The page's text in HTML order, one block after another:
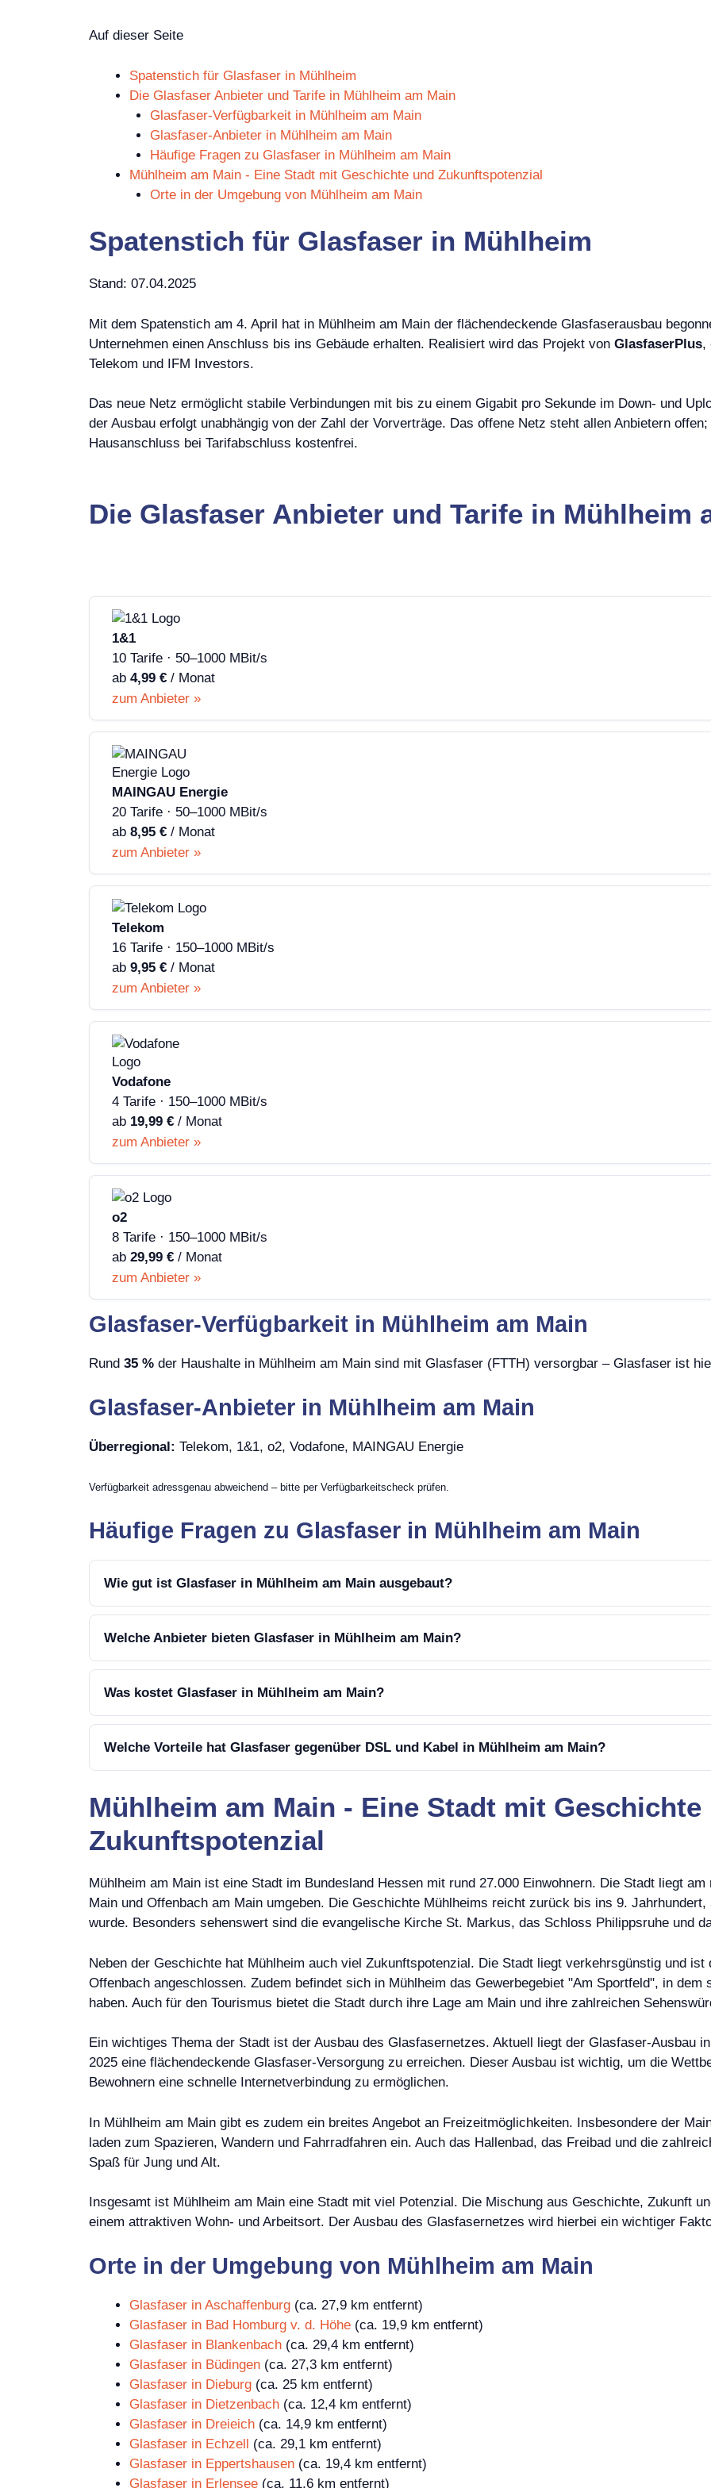
Auf dieser Seite
Spatenstich für Glasfaser in Mühlheim
Die Glasfaser Anbieter und Tarife in Mühlheim am Main
Glasfaser-Verfügbarkeit in Mühlheim am Main
Glasfaser-Anbieter in Mühlheim am Main
Häufige Fragen zu Glasfaser in Mühlheim am Main
Mühlheim am Main - Eine Stadt mit Geschichte und Zukunftspotenzial
Orte in der Umgebung von Mühlheim am Main
Spatenstich für Glasfaser in Mühlheim
Stand: 07.04.2025
Mit dem Spatenstich am 4. April hat in Mühlheim am Main der flächendeckende Glasfaserausbau
Unternehmen einen Anschluss bis ins Gebäude erhalten. Realisiert wird das Projekt von GlasfaserPlus,
Telekom und IFM Investors.
Das neue Netz ermöglicht stabile Verbindungen mit bis zu einem Gigabit pro Sekunde im Down- und
der Ausbau erfolgt unabhängig von der Zahl der Vorverträge. Das offene Netz steht allen Anbietern
Hausanschluss bei Tarifabschluss kostenfrei.
Die Glasfaser Anbieter und Tarife in Mühlheim
1&1
10 Tarife · 50–1000 MBit/s
ab 4,99 € / Monat
zum Anbieter »
MAINGAU Energie
20 Tarife · 50–1000 MBit/s
ab 8,95 € / Monat
zum Anbieter »
Telekom
16 Tarife · 150–1000 MBit/s
ab 9,95 € / Monat
zum Anbieter »
Vodafone
4 Tarife · 150–1000 MBit/s
ab 19,99 € / Monat
zum Anbieter »
o2
8 Tarife · 150–1000 MBit/s
ab 29,99 € / Monat
zum Anbieter »
Glasfaser-Verfügbarkeit in Mühlheim am Main
Rund 35 % der Haushalte in Mühlheim am Main sind mit Glasfaser (FTTH) versorgbar – Glasfaser ist
Glasfaser-Anbieter in Mühlheim am Main
Überregional: Telekom, 1&1, o2, Vodafone, MAINGAU Energie
Verfügbarkeit adressgenau abweichend – bitte per Verfügbarkeitscheck prüfen.
Häufige Fragen zu Glasfaser in Mühlheim am Main
Wie gut ist Glasfaser in Mühlheim am Main ausgebaut?
Welche Anbieter bieten Glasfaser in Mühlheim am Main?
Was kostet Glasfaser in Mühlheim am Main?
Welche Vorteile hat Glasfaser gegenüber DSL und Kabel in Mühlheim am Main?
Mühlheim am Main - Eine Stadt mit Geschichte
Zukunftspotenzial
Mühlheim am Main ist eine Stadt im Bundesland Hessen mit rund 27.000 Einwohnern. Die Stadt liegt
Main und Offenbach am Main umgeben. Die Geschichte Mühlheims reicht zurück bis ins 9.
wurde. Besonders sehenswert sind die evangelische Kirche St. Markus, das Schloss Philippsruhe und
Neben der Geschichte hat Mühlheim auch viel Zukunftspotenzial. Die Stadt liegt verkehrsgünstig und
Offenbach angeschlossen. Zudem befindet sich in Mühlheim das Gewerbegebiet "Am Sportfeld", in
haben. Auch für den Tourismus bietet die Stadt durch ihre Lage am Main und ihre zahlreichen
Ein wichtiges Thema der Stadt ist der Ausbau des Glasfasernetzes. Aktuell liegt der Glasfaser-Ausbau
2025 eine flächendeckende Glasfaser-Versorgung zu erreichen. Dieser Ausbau ist wichtig, um die
Bewohnern eine schnelle Internetverbindung zu ermöglichen.
In Mühlheim am Main gibt es zudem ein breites Angebot an Freizeitmöglichkeiten. Insbesondere der
laden zum Spazieren, Wandern und Fahrradfahren ein. Auch das Hallenbad, das Freibad und die
Spaß für Jung und Alt.
Insgesamt ist Mühlheim am Main eine Stadt mit viel Potenzial. Die Mischung aus Geschichte, Zukunft
einem attraktiven Wohn- und Arbeitsort. Der Ausbau des Glasfasernetzes wird hierbei ein wichtiger
Orte in der Umgebung von Mühlheim am Main
Glasfaser in Aschaffenburg (ca. 27,9 km entfernt)
Glasfaser in Bad Homburg v. d. Höhe (ca. 19,9 km entfernt)
Glasfaser in Blankenbach (ca. 29,4 km entfernt)
Glasfaser in Büdingen (ca. 27,3 km entfernt)
Glasfaser in Dieburg (ca. 25 km entfernt)
Glasfaser in Dietzenbach (ca. 12,4 km entfernt)
Glasfaser in Dreieich (ca. 14,9 km entfernt)
Glasfaser in Echzell (ca. 29,1 km entfernt)
Glasfaser in Eppertshausen (ca. 19,4 km entfernt)
Glasfaser in Erlensee (ca. 11,6 km entfernt)